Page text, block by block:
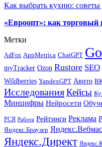
Как выбрать кухню:
«Евроопт»: как торговый
Метки
AdFox AppMetrica ChatGPT
myTracker Ozon Rustore SEO
Wildberries YandexGPT Авито
ИсследованияКейсы
Минцифры Нейросети
РСЯ Работа Рейтинги Реклама
Яндекс.Браузер
Яндекс.Директ